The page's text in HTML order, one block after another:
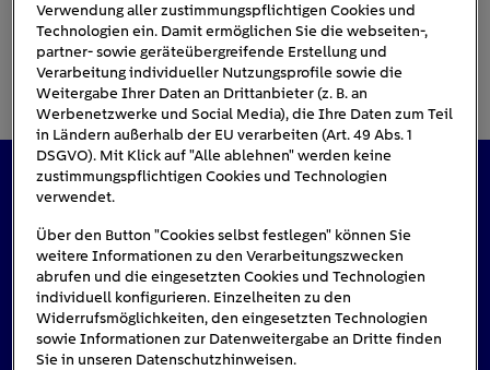
Das könnte Sie auch interessieren
Verwendung aller zustimmungspflichtigen Cookies und
Technologien ein. Damit ermöglichen Sie die webseiten-,
partner- sowie geräteübergreifende Erstellung und
Verarbeitung individueller Nutzungsprofile sowie die
Weitergabe Ihrer Daten an Drittanbieter (z. B. an
Werbenetzwerke und Social Media), die Ihre Daten zum Teil
in Ländern außerhalb der EU verarbeiten (Art. 49 Abs. 1
DSGVO). Mit Klick auf "Alle ablehnen" werden keine
zustimmungspflichtigen Cookies und Technologien
verwendet.
Über den Button "Cookies selbst festlegen" können Sie
weitere Informationen zu den Verarbeitungszwecken
abrufen und die eingesetzten Cookies und Technologien
individuell konfigurieren. Einzelheiten zu den
Widerrufsmöglichkeiten, den eingesetzten Technologien
sowie Informationen zur Datenweitergabe an Dritte finden
Sie in unseren Datenschutzhinweisen.